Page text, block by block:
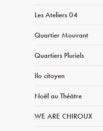
Les Ateliers 04
Quartier Mouvant
Quartiers Pluriels
Ilo citoyen
Noël au Théâtre
WE ARE CHIROUX